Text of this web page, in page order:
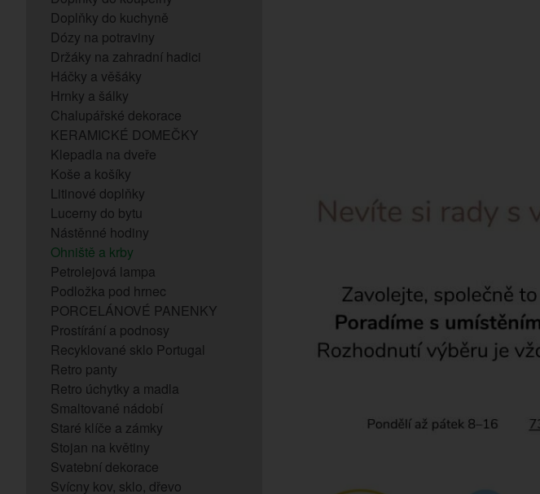
Doplňky do kuchyně
Dózy na potraviny
Držáky na zahradní hadici
Háčky a věšáky
Hrnky a šálky
Chalupářské dekorace
KERAMICKÉ DOMEČKY
Klepadla na dveře
Koše a košíky
Litinové doplňky
Lucerny do bytu
Nástěnné hodiny
Ohniště a krby
Petrolejová lampa
Podložka pod hrnec
PORCELÁNOVÉ PANENKY
Prostírání a podnosy
Recyklované sklo Portugal
Retro panty
Retro úchytky a madla
Smaltované nádobí
Staré klíče a zámky
Stojan na květiny
Svatební dekorace
Svícny kov, sklo, dřevo